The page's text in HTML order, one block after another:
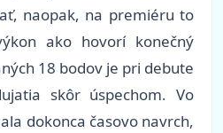
naopak, na premiéru to
ako hovorí konečný
18 bodov je pri debute
skôr úspechom. Vo
dokonca časovo navrch,